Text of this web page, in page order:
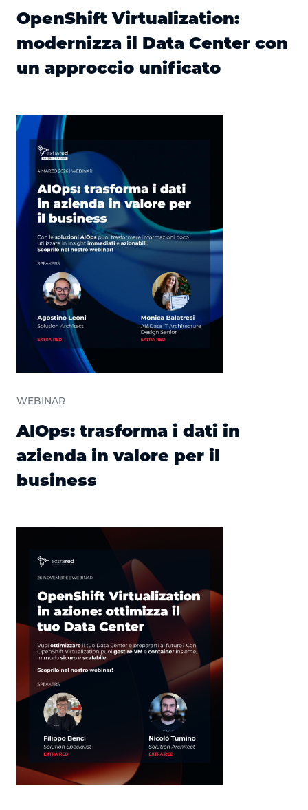
OpenShift Virtualization:
modernizza il Data Center con
un approccio unificato
WEBINAR
AIOps: trasforma i dati in
azienda in valore per il
business